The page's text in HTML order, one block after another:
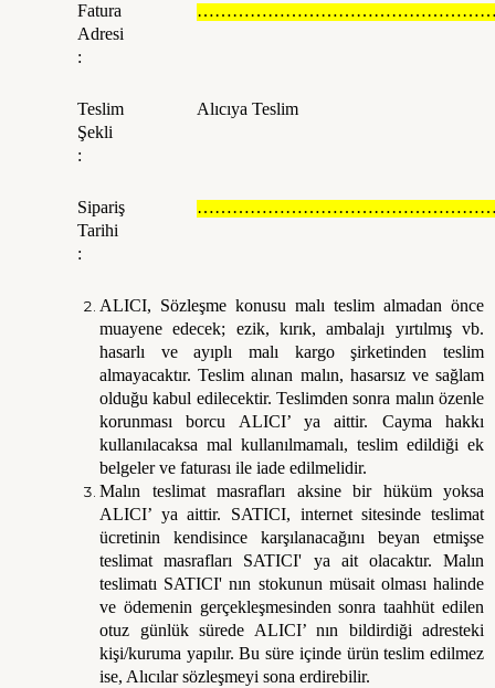
Fatura
Adresi
:
Teslim
Şekli
:
Alıcıya Teslim
Sipariş
Tarihi
:
ALICI, Sözleşme konusu malı teslim almadan önce
muayene edecek; ezik, kırık, ambalajı yırtılmış vb.
hasarlı ve ayıplı malı kargo şirketinden teslim
almayacaktır. Teslim alınan malın, hasarsız ve sağlam
olduğu kabul edilecektir. Teslimden sonra malın özenle
korunması borcu ALICI’ ya aittir. Cayma hakkı
kullanılacaksa mal kullanılmamalı, teslim edildiği ek
belgeler ve faturası ile iade edilmelidir.
Malın teslimat masrafları aksine bir hüküm yoksa
ALICI’ ya aittir. SATICI, internet sitesinde teslimat
ücretinin kendisince karşılanacağını beyan etmişse
teslimat masrafları SATICI' ya ait olacaktır. Malın
teslimatı SATICI' nın stokunun müsait olması halinde
ve ödemenin gerçekleşmesinden sonra taahhüt edilen
otuz günlük sürede ALICI’ nın bildirdiği adresteki
kişi/kuruma yapılır. Bu süre içinde ürün teslim edilmez
ise, Alıcılar sözleşmeyi sona erdirebilir.